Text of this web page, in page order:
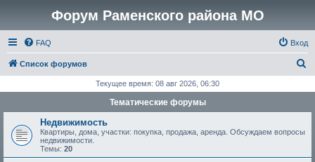
Форум Раменского района МО
FAQ Вход
Список форумов
с
Текущее время: 08 авг 2026, 06:30
Тематические форумы
Недвижимость
Квартиры, дома, участки: покупка, продажа, аренда. Обсуждаем вопросы
недвижимости.
Темы: 20